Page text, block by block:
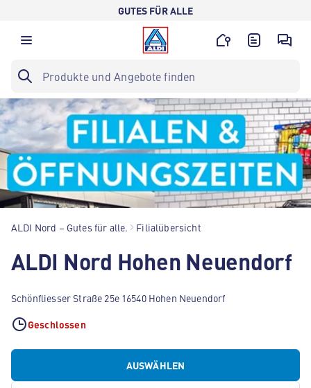
GUTES FÜR ALLE
ALDI Nord – Gutes für alle. Filialübersicht
ALDI Nord Hohen Neuendorf
Schönfliesser Straße 25e 16540 Hohen Neuendorf
Geschlossen
AUSWÄHLEN